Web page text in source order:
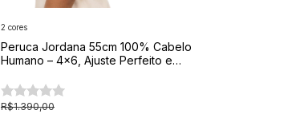
Peruca Jordana 55cm 100% Cabelo
Humano – 4x6, Ajuste Perfeito e
R$1.390,00
2 cores